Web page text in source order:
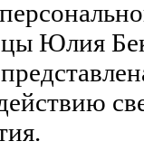
Юлия